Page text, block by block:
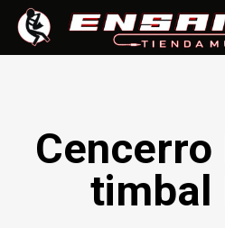
Cencerro
timbal